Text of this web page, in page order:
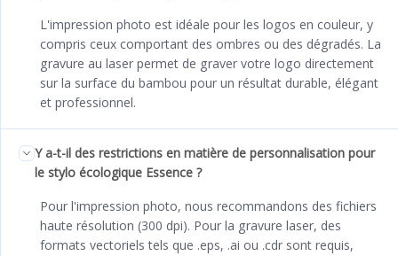
L'impression photo est idéale pour les logos en couleur, y
compris ceux comportant des ombres ou des dégradés. La
gravure au laser permet de graver votre logo directement
sur la surface du bambou pour un résultat durable, élégant
et professionnel.
Y a-t-il des restrictions en matière de personnalisation pour
le stylo écologique Essence ?
Pour l'impression photo, nous recommandons des fichiers
haute résolution (300 dpi). Pour la gravure laser, des
formats vectoriels tels que .eps, .ai ou .cdr sont requis,